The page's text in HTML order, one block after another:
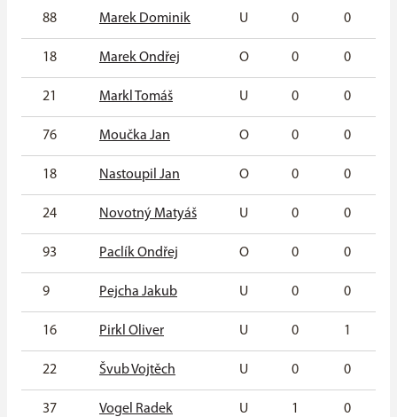
88 Marek Dominik U 0 0
18 Marek Ondřej O 0 0
21 Markl Tomáš U 0 0
76 Moučka Jan O 0 0
18 Nastoupil Jan O 0 0
24 Novotný Matyáš U 0 0
93 Paclík Ondřej O 0 0
9 Pejcha Jakub U 0 0
16 Pirkl Oliver U 0 1
22 Švub Vojtěch U 0 0
37 Vogel Radek U 1 0